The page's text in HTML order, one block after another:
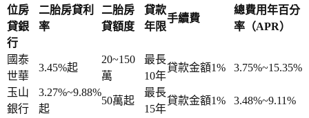
位房
貸銀
行
二胎房貸利
率
二胎房
貸額度
貸款
年限
手續費
總費用年百分
率（APR）
國泰
世華
3.45%起
20~150
萬
最長
10年
貸款金額1% 3.75%~15.35%
玉山
銀行
3.27%~9.88%
起
50萬起
最長
15年
貸款金額1% 3.48%~9.11%